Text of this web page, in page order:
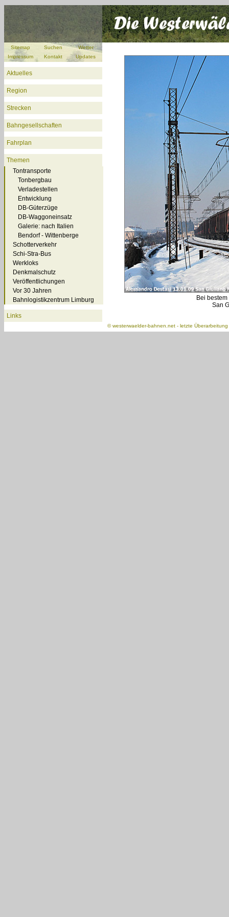
Sitemap Suchen
Wetter
Impressum
Kontakt Updates
Aktuelles
Region
Strecken
Bahngesellschaften
Fahrplan
Themen
Tontransporte
Tonbergbau
Verladestellen
Entwicklung
DB-Güterzüge
DB-Waggoneinsatz
Galerie: nach Italien
Bendorf - Wittenberge
Schotterverkehr
Schi-Stra-Bus
Werkloks
Denkmalschutz
Veröffentlichungen
Vor 30 Jahren
Bahnlogistikzentrum Limburg
Links
Bei
San
©westerwaelder-bahnen.net - letzte